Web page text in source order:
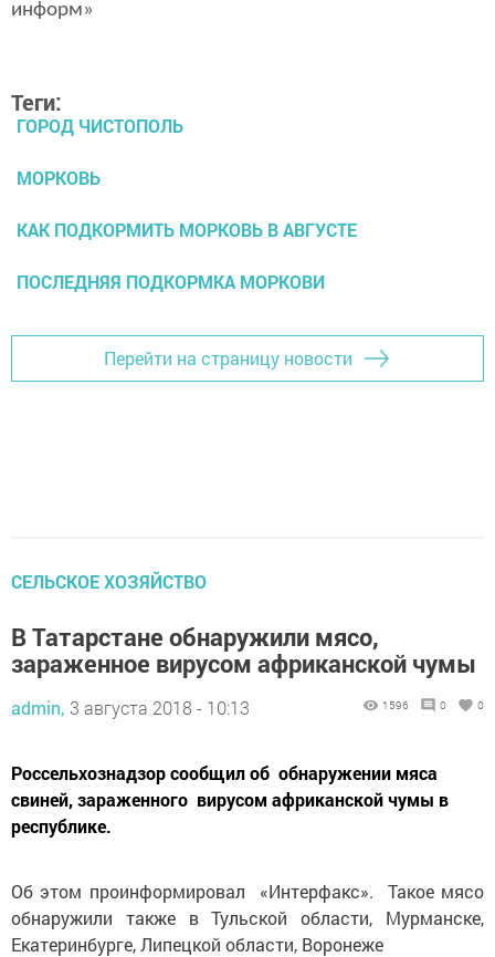
информ»
Теги:
ГОРОД ЧИСТОПОЛЬ
МОРКОВЬ
КАК ПОДКОРМИТЬ МОРКОВЬ В АВГУСТЕ
ПОСЛЕДНЯЯ ПОДКОРМКА МОРКОВИ
Перейти на страницу новости
СЕЛЬСКОЕ ХОЗЯЙСТВО
В Татарстане обнаружили мясо,
зараженное вирусом африканской чумы
admin, 3 августа 2018 - 10:13 1596 0 0
Россельхознадзор сообщил об обнаружении мяса
свиней, зараженного вирусом африканской чумы в
республике.
Об этом проинформировал «Интерфакс». Такое мясо
обнаружили также в Тульской области, Мурманске,
Екатеринбурге, Липецкой области, Воронеже